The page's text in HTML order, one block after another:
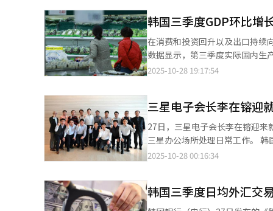
QLED、OLED、大屏电视等高
上季度有所下滑。家电业务受
品销售强劲及车载电子业务持续
小尺寸面板需求稳健及新品发布带动
年，随着人工智能（AI）相关投
万亿韩元，创历史新高。汇率
部门因此产生部分正面效应，整
月下降1个百分点，主要受生产
点，资金状况与盈利性恶化是主要原因。 央行经济心理调查组组长李惠英（音）表示：“营
济前景的信心下降。制造业受汇
过，对11月景气的展望显示，全
2.3个百分点。李惠英指出：“营
金属、金属加工、橡胶及塑料等
利性与资金状况恶化尤为明显。 此外，在BSI基础上反映消费者动向指数（CSI）的10月经济信心指数（ESI）为
94.4，环比上升3.1个百分点。
韩国三季度GDP环比增
在消费和投资回升以及出口持续向好的带动
数据显示，第三季度实际国内生
高季度增幅，也高于央行8月经济展望中预测的1.1%。 数据显示，
及餐饮、医疗等服务消费均呈扩
注意的是，民间消费创下自
以来、时隔两年九个月的最高水平。 设备投资在半导体制造用机械等设备需求拉动下增长2.4%。出口
车等主要产品推动增长1.5%，
因建筑工程不振下降0.1%，已连续六个季度呈现负增长。 从增
别贡献0.6、0.2和0.2个百分点，成为推动经济增长的主要
学器械为主，增长1.2%；服务
2025-10-28 19:17:54
三星电子会长李在镕迎
27日，三星电子会长李在镕迎
三星办公场所处理日常工作。 韩国财界相关人士透露，比起自己的就任纪念日，李在镕每年10月都更注重已故李健
熙前会长的忌日（25日），他
Chairman Lee's Japanese
经界和文化界人士联谊组织。李在镕通
2025-10-28 00:16:34
韩国三季度日均外汇交